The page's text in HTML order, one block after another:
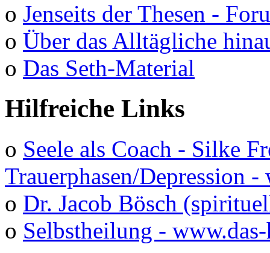
o Jenseits der Thesen -
o Über das Alltägliche
o Das Seth-Material
Hilfreiche Links
o Seele als Coach - Silke
Trauerphasen/Depression
o Dr. Jacob Bösch
o Selbstheilung -